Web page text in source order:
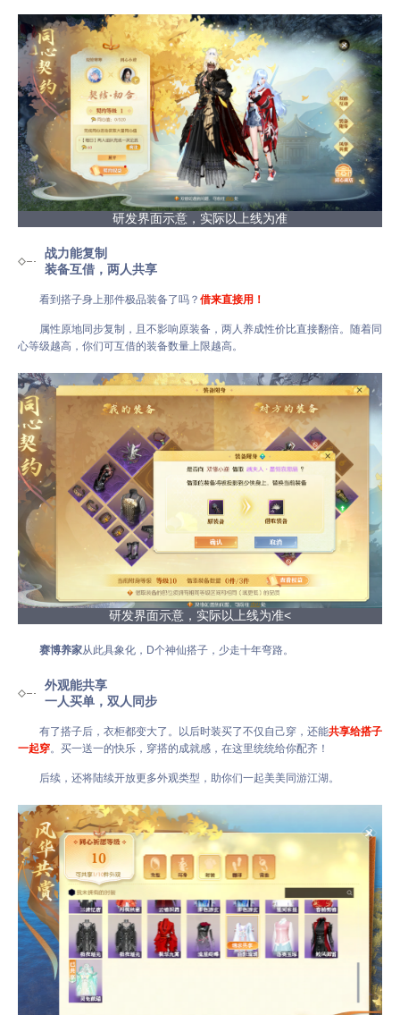
研发界面示意，实际以上线为准
战力能复制
装备互借，两人共享
看到搭子身上那件极品装备了吗？ 借来直接用！
属性原地同步复制，且不影响原装备，两人养成性价比直接翻倍。随着同
心等级越高，你们可互借的装备数量上限越高。
研发界面示意，实际以上线为准<
赛博养家从此具象化，D个神仙搭子，少走十年弯路。
外观能共享
一人买单，双人同步
有了搭子后，衣柜都变大了。以后时装买了不仅自己穿，还能共享给搭子
一起穿。买一送一的快乐，穿搭的成就感，在这里统统给你配齐！
后续，还将陆续开放更多外观类型，助你们一起美美同游江湖。